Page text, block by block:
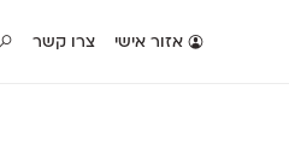
אזור אישי צרו קשר